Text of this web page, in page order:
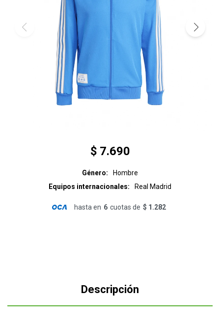
$ 7.690
Género
Hombre
Equipos internacionales
Real Madrid
hasta en 6 cuotas de $ 1.282
Descripción